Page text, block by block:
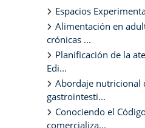
Espacios
Alimentación en
crónicas ...
Planificación de la
Edi...
Abordaje nutricional
gastrointesti...
Conociendo el
comercializa...